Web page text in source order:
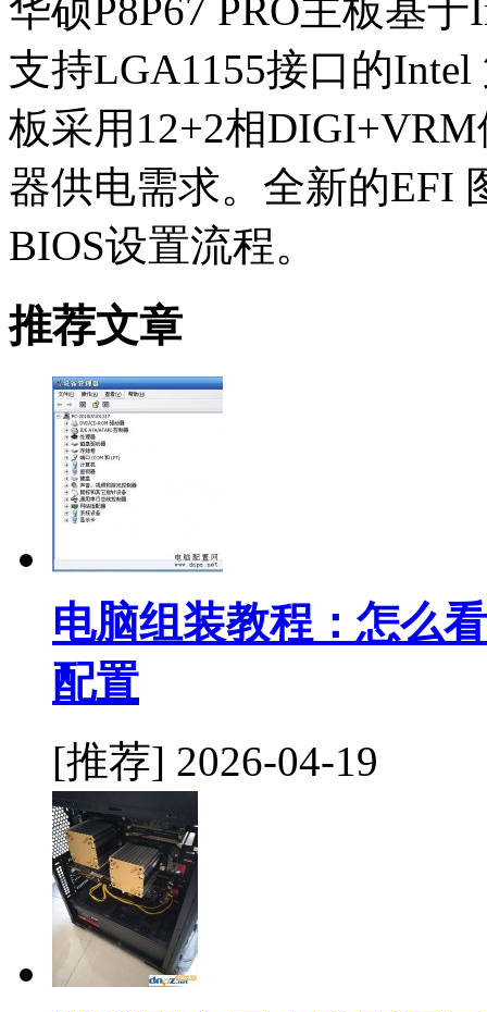
华硕P8P67 PRO主板基
支持LGA1155接口的
板采用12+2相
器供电需求。全新的EFI
BIOS设置流程。
推荐文章
电脑组装教程：怎么
配置
[推荐] 2026-04-19